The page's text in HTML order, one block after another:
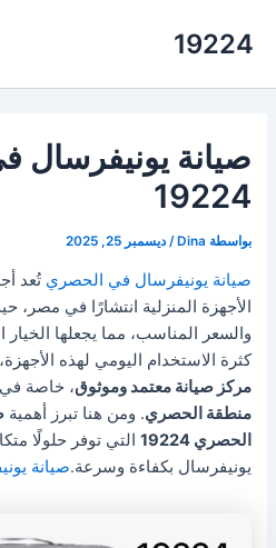
19224
صيانة يونيفرسال
19224
بواسطة Dina
/ديسمبر 25, 2025
صيانة يونيفرسال في الحصري تُعد
الأجهزة المنزلية انتشارًا في مصر،
والسعر المناسب، مما يجعلها الخيار
كثرة الاستخدام اليومي لهذه
مركز صيانة معتمد وموثوق، خاصة في
منطقة الحصري. ومن هنا تبرز أهمية
الحصري 19224
التي توفر حلولًا
يونيفرسال بكفاءة وسرعة.صيانة